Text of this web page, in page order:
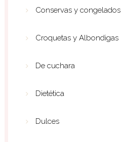
Conservas y congelados
Croquetas y Albondigas
De cuchara
Dietética
Dulces